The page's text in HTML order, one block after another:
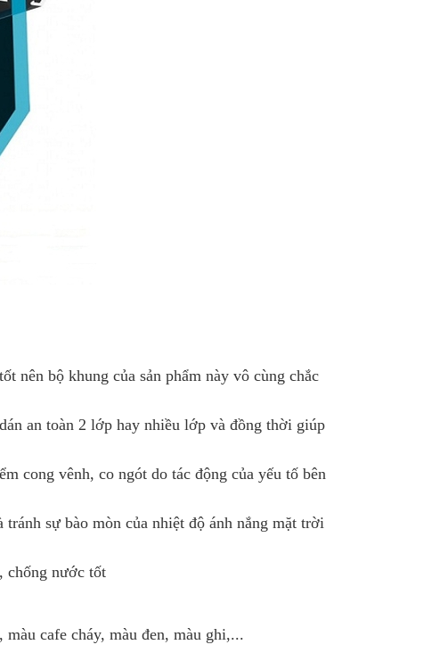
nên bộ khung của sản phẩm này vô cùng chắc
an toàn 2 lớp hay nhiều lớp và đồng thời giúp
cong vênh, co ngót do tác động của yếu tố bên
sự bào mòn của nhiệt độ ánh nắng mặt trời
chống nước tốt
cafe cháy, màu đen, màu ghi,...